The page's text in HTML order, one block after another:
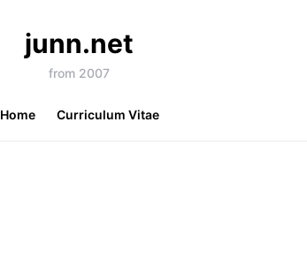
junn.net
from 2007
Home Curriculum Vitae